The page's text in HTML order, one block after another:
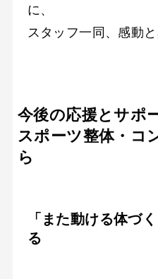
に、
スタッフ一同、感動
今後の応援とサポ
スポーツ整体・コ
ら
「また動ける体づ
る